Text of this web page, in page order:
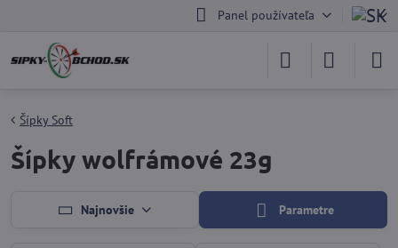
Panel používateľa
Šípky Soft
Šípky wolfrámové 23g
Najnovšie Parametre